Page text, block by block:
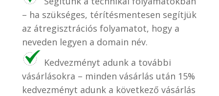
– ha szükséges, térítésmentesen segítjük
az átregisztrációs folyamatot, hogy a
neveden legyen a domain név.
Kedvezményt adunk a további
vásárlásokra – minden vásárlás után 15%
kedvezményt adunk a következő vásárlás